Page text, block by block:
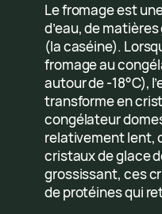
Le fromage est
d’eau, de
(la caséine).
fromage au
autour de -18°C),
transforme en
congélateur
relativement lent,
cristaux de glace
grossissant, ces
de protéines qui